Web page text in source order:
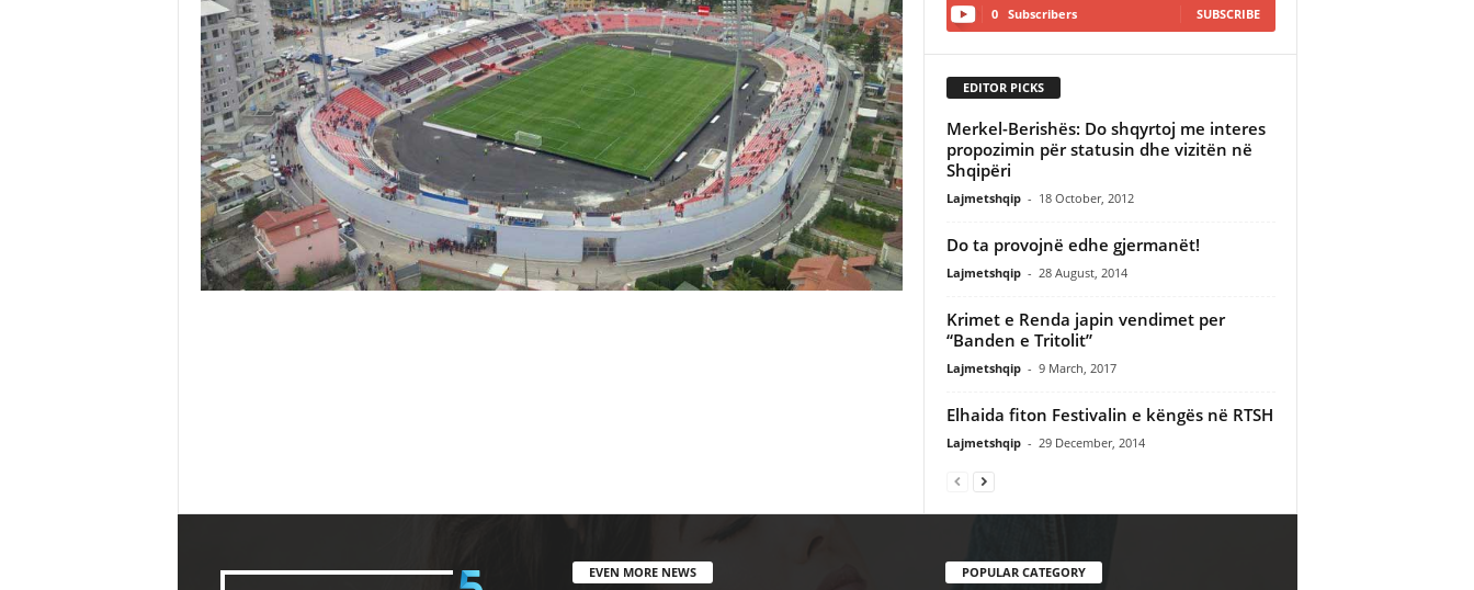
0 Subscribers SUBSCRIBE
EDITOR PICKS
Merkel-Berishës: Do shqyrtoj me interes
propozimin për statusin dhe vizitën në
Shqipëri
Lajmetshqip - 18 October, 2012
Do ta provojnë edhe gjermanët!
Lajmetshqip - 28 August, 2014
Krimet e Renda japin vendimet per
“Banden e Tritolit”
Lajmetshqip - 9 March, 2017
Elhaida fiton Festivalin e këngës në RTSH
Lajmetshqip - 29 December, 2014
EVEN MORE NEWS POPULAR CATEGORY